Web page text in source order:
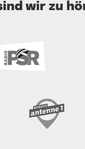
wir zu